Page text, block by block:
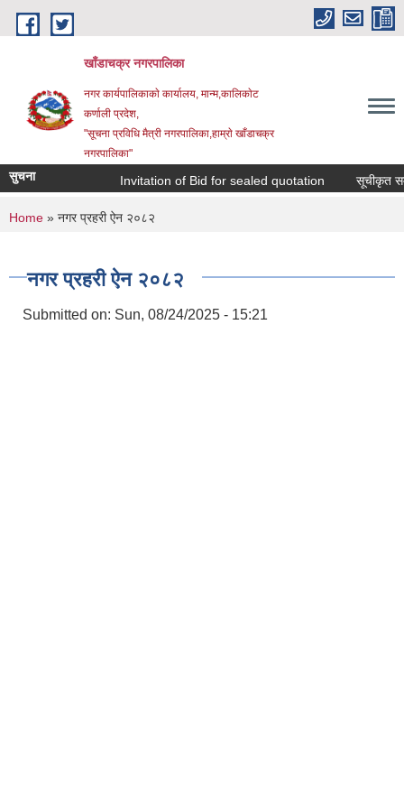
Skip to main content
खाँडाचक्र नगरपालिका
नगर कार्यपालिकाकाे कार्यालय, मान्म,कालिकाेट
क‍र्णाली प्रदेश,
"सूचना प्रविधि मैत्री नगरपालिका,हाम्राे खाँडाचक्र
नगरपालिका"
सुचना Invitation of Bid for sealed quotation सूचीकृत
You are here
Home » नगर प्रहरी ऐन २०८२
नगर प्रहरी ऐन २०८२
Submitted on: Sun, 08/24/2025 - 15:21